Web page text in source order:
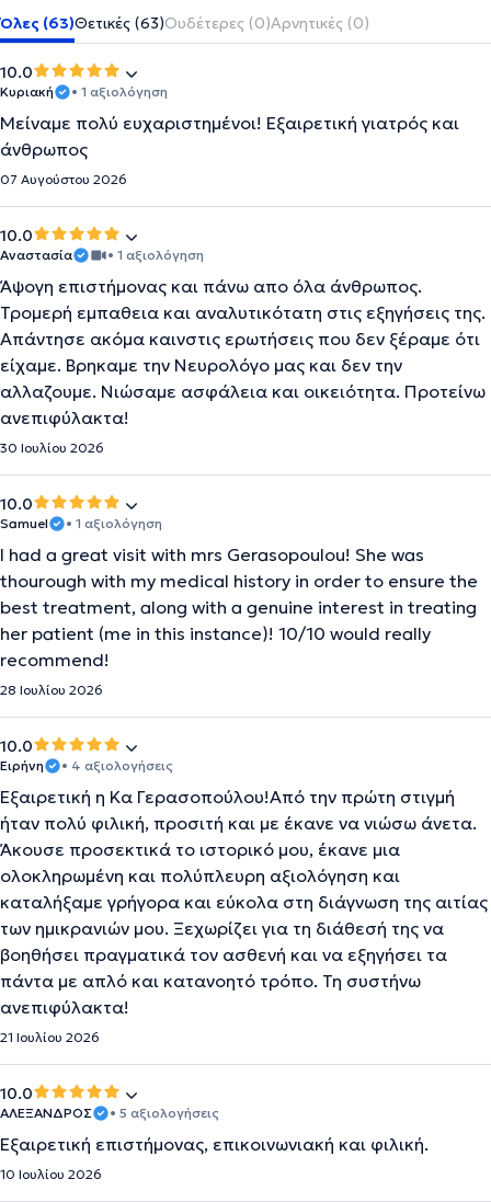
Όλες (63)Θετικές (63)Ουδέτερες (0)Αρνητικές (0)
10.0
Κυριακή • 1 αξιολόγηση
Μείναμε πολύ ευχαριστημένοι! Εξαιρετική γιατρός και
άνθρωπος
07 Αυγούστου 2026
10.0
Αναστασία • 1 αξιολόγηση
Άψογη επιστήμονας και πάνω απο όλα άνθρωπος.
Τρομερή εμπαθεια και αναλυτικότατη στις εξηγήσεις της.
Απάντησε ακόμα καινστις ερωτήσεις που δεν ξέραμε ότι
είχαμε. Βρηκαμε την Νευρολόγο μας και δεν την
αλλαζουμε. Νιώσαμε ασφάλεια και οικειότητα. Προτείνω
ανεπιφύλακτα!
30 Ιουλίου 2026
10.0
Samuel • 1 αξιολόγηση
I had a great visit with mrs Gerasopoulou! She was
thourough with my medical history in order to ensure the
best treatment, along with a genuine interest in treating
her patient (me in this instance)! 10/10 would really
recommend!
28 Ιουλίου 2026
10.0
Ειρήνη • 4 αξιολογήσεις
Εξαιρετική η Κα Γερασοπούλου!Από την πρώτη στιγμή
ήταν πολύ φιλική, προσιτή και με έκανε να νιώσω άνετα.
Άκουσε προσεκτικά το ιστορικό μου, έκανε μια
ολοκληρωμένη και πολύπλευρη αξιολόγηση και
καταλήξαμε γρήγορα και εύκολα στη διάγνωση της αιτίας
των ημικρανιών μου. Ξεχωρίζει για τη διάθεσή της να
βοηθήσει πραγματικά τον ασθενή και να εξηγήσει τα
πάντα με απλό και κατανοητό τρόπο. Τη συστήνω
ανεπιφύλακτα!
21 Ιουλίου 2026
10.0
ΑΛΕΞΑΝΔΡΟΣ • 5 αξιολογήσεις
Εξαιρετική επιστήμονας, επικοινωνιακή και φιλική.
10 Ιουλίου 2026